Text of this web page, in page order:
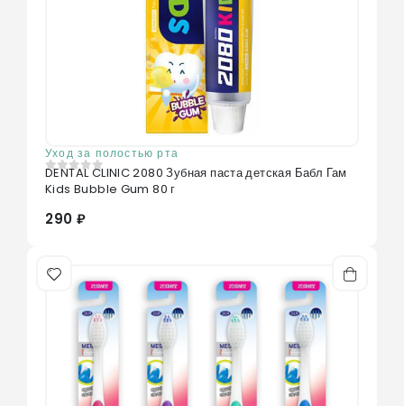
Уход за полостью рта
0 из 5
DENTAL CLINIC 2080 Зубная паста детская Бабл Гам
Kids Bubble Gum 80 г
290 ₽